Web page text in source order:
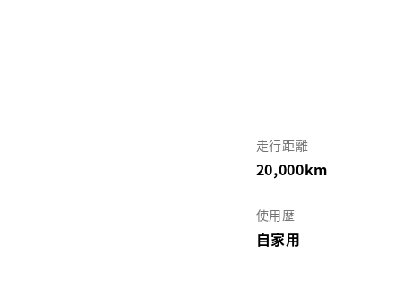
走行距離
20,000km
使用歴
自家用